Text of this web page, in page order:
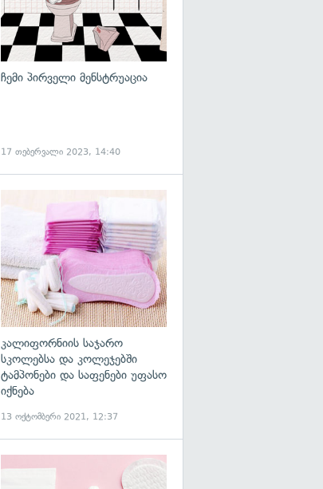
ჩემი პირველი მენსტრუაცია
17 თებერვალი 2023, 14:40
კალიფორნიის საჯარო
სკოლებსა და კოლეჯებში
ტამპონები და საფენები უფასო
იქნება
13 ოქტომბერი 2021, 12:37